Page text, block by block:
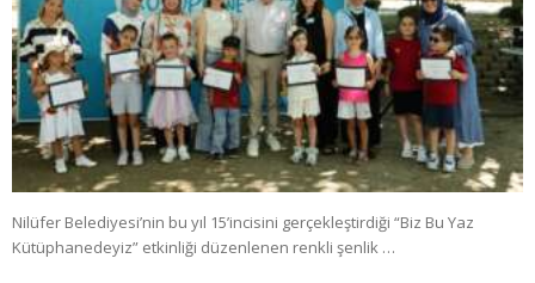
Nilüfer Belediyesi’nin bu yıl 15’incisini gerçekleştirdiği “Biz Bu Yaz
Kütüphanedeyiz” etkinliği düzenlenen renkli şenlik …